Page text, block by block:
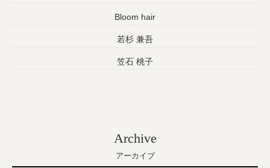
Bloom hair
若杉 兼吾
笠石 桃子
Archive
アーカイブ